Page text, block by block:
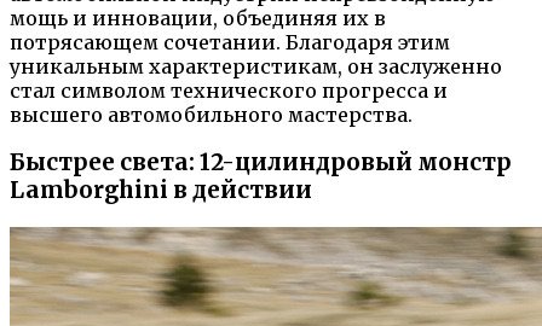
мощь и инновации, объединяя их в
потрясающем сочетании. Благодаря этим
уникальным характеристикам, он заслуженно
стал символом технического прогресса и
высшего автомобильного мастерства.
Быстрее света: 12-цилиндровый монстр
Lamborghini в действии